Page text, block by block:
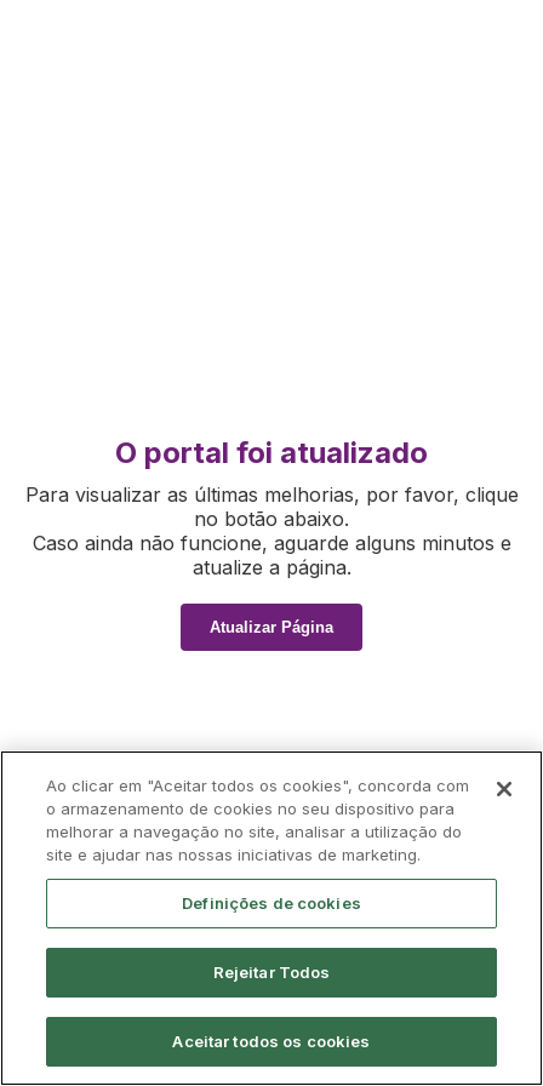
O portal foi atualizado
Para visualizar as últimas melhorias, por favor, clique
no botão abaixo.
Caso ainda não funcione, aguarde alguns minutos e
atualize a página.
Atualizar Página
Ao clicar em "Aceitar todos os cookies", concorda com
o armazenamento de cookies no seu dispositivo para
melhorar a navegação no site, analisar a utilização do
site e ajudar nas nossas iniciativas de marketing.
Definições de cookies
Rejeitar Todos
Aceitar todos os cookies